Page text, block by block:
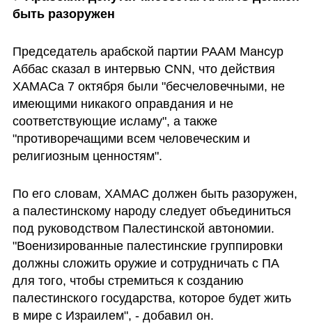
быть разоружен
Председатель арабской партии РААМ Мансур
Аббас сказал в интервью CNN, что действия
ХАМАСа 7 октября были "бесчеловечными, не
имеющими никакого оправдания и не
соответствующие исламу", а также
"противоречащими всем человеческим и
религиозным ценностям".
По его словам, ХАМАС должен быть разоружен,
а палестинскому народу следует объединиться
под руководством Палестинской автономии.
"Военизированные палестинские группировки
должны сложить оружие и сотрудничать с ПА
для того, чтобы стремиться к созданию
палестинского государства, которое будет жить
в мире с Израилем", - добавил он.